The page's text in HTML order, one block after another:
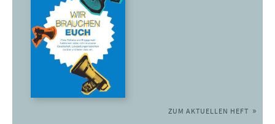
ZUM AKTUELLEN HEFT